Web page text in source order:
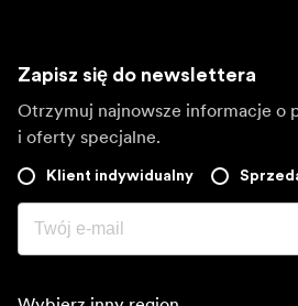
Zapisz się do newslettera
Otrzymuj najnowsze informacje o
i oferty specjalne.
Klient indywidualny